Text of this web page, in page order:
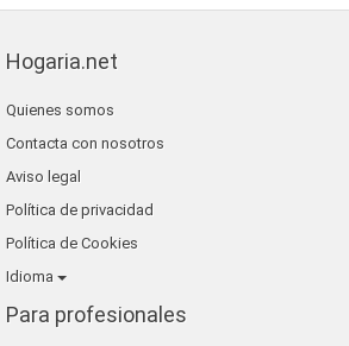
Hogaria.net
Quienes somos
Contacta con nosotros
Aviso legal
Política de privacidad
Política de Cookies
Idioma
Para profesionales